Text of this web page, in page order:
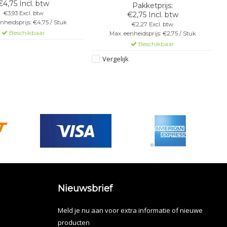
Incl. btw
€3,93 Excl. btw
€4,75 / Stuk
Beschikbaar
€2,75 Incl. btw
€2,27 Excl. btw
Max. eenheidsprijs: €2,75 / Stuk
Beschikbaar
Vergelijk
Nieuwsbrief
Meld je nu aan voor extra informatie of nieuwe
producten